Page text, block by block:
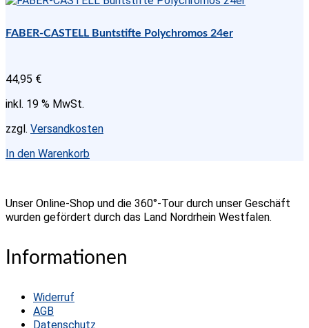
FABER-CASTELL Buntstifte Polychromos 24er
44,95 €
inkl. 19 % MwSt.
zzgl. Versandkosten
In den Warenkorb
Unser Online-Shop und die 360°-Tour durch unser Geschäft
wurden gefördert durch das Land Nordrhein Westfalen.
Informationen
Widerruf
AGB
Datenschutz